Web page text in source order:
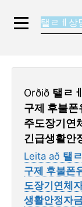
Orðið 탤ㄹ
구제 후불폰
주도장기연
긴급생활안
Leita að 탤
구제 후불폰
도장기연체
생활안정자